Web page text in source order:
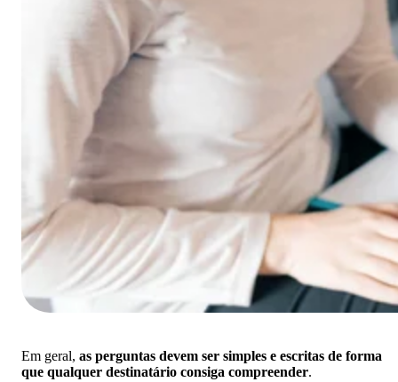
Em geral, as perguntas devem ser simples e escritas de forma
que qualquer destinatário consiga compreender.